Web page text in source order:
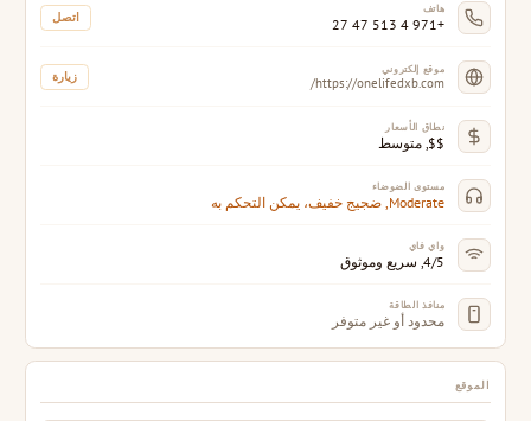
هاتف
+971 4 513 47 27 اتصل
موقع إلكتروني
https://onelifedxb.com/ زيارة
نطاق الأسعار
$$, متوسط
مستوى الضوضاء
Moderate, ضجيج خفيف، يمكن التحكم به
واي فاي
4/5, سريع وموثوق
منافذ الطاقة
محدود أو غير متوفر
الموقع